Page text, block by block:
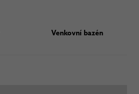
Venkovní bazén